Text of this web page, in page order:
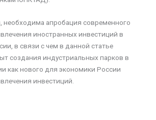
необходима апробация современного
иностранных инвестиций в
в связи с чем в данной статье
создания индустриальных парков в
как нового для экономики России
инвестиций.